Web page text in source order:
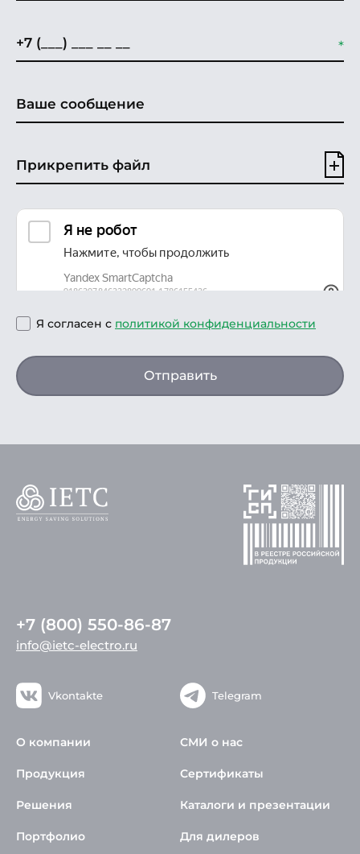
Прикрепить файл
Я согласен с политикой конфиденциальности
Отправить
+7 (800) 550-86-87
info@ietc-electro.ru
Vkontakte Telegram
О компании
Продукция
Решения
Портфолио
СМИ о нас
Сертификаты
Каталоги и презентации
Для дилеров